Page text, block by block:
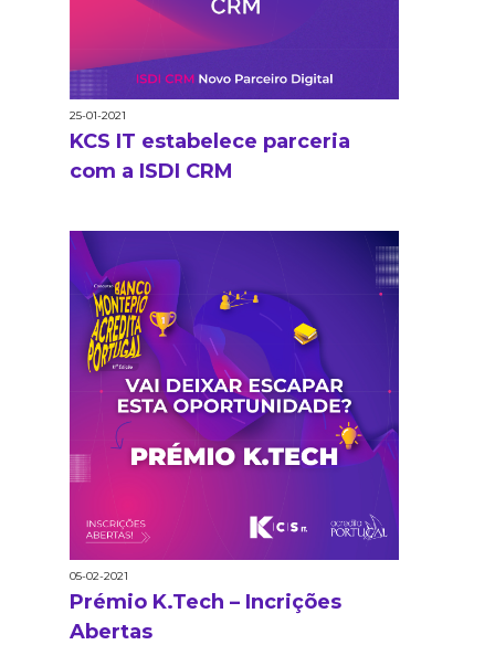
25-01-2021
KCS IT estabelece parceria
com a ISDI CRM
05-02-2021
Prémio K.Tech – Incrições
Abertas